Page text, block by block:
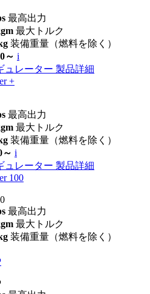
最高出力
最大トルク
装備重量（燃料を除く）
～ i
ュレーター 製品詳細
+
最高出力
最大トルク
装備重量（燃料を除く）
～ i
ュレーター 製品詳細
100
最高出力
最大トルク
装備重量（燃料を除く）